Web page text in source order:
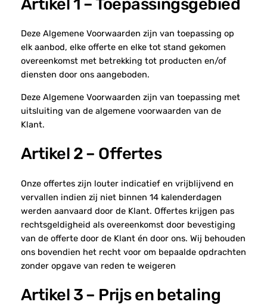
Artikel 1 – Toepassingsgebied
Deze Algemene Voorwaarden zijn van toepassing op
elk aanbod, elke offerte en elke tot stand gekomen
overeenkomst met betrekking tot producten en/of
diensten door ons aangeboden.
Deze Algemene Voorwaarden zijn van toepassing met
uitsluiting van de algemene voorwaarden van de
Klant.
Artikel 2 – Offertes
Onze offertes zijn louter indicatief en vrijblijvend en
vervallen indien zij niet binnen 14 kalenderdagen
werden aanvaard door de Klant. Offertes krijgen pas
rechtsgeldigheid als overeenkomst door bevestiging
van de offerte door de Klant én door ons. Wij behouden
ons bovendien het recht voor om bepaalde opdrachten
zonder opgave van reden te weigeren
Artikel 3 – Prijs en betaling